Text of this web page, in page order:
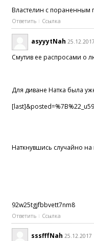
Властелин с пораненным
Ответить Ссылка
asyyytNah
Смутив ее распросами о
Для диване Натка была
Наткнувшись случайно
92w25tgjfbbvett7nm8
Ответить Ссылка
sssfffNah 25.12.2017